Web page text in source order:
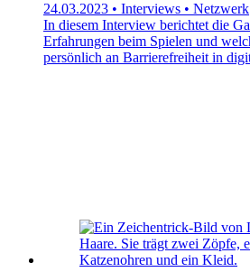
24.03.2023 • Interviews • Netzwerk
In diesem Interview berichtet die
Erfahrungen beim Spielen und
persönlich an Barrierefreiheit in